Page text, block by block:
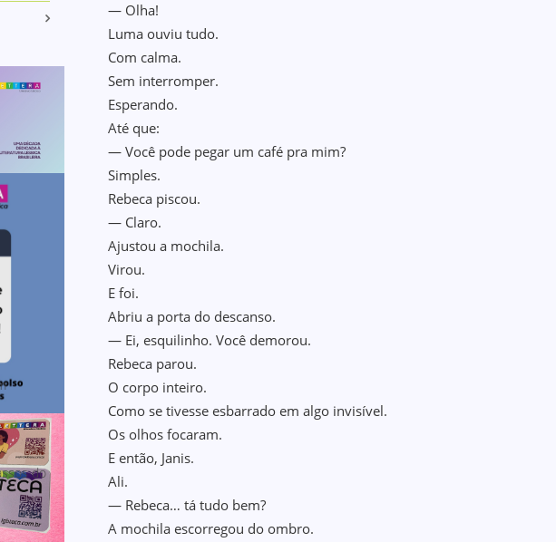
do
— Olha!
Luma ouviu tudo.
Com calma.
Sem interromper.
Esperando.
Até que:
— Você pode pegar um café pra mim?
Simples.
Rebeca piscou.
— Claro.
Ajustou a mochila.
Virou.
E foi.
Abriu a porta do descanso.
— Ei, esquilinho. Você demorou.
Rebeca parou.
O corpo inteiro.
Como se tivesse esbarrado em algo invisível.
Os olhos focaram.
E então, Janis.
Ali.
— Rebeca… tá tudo bem?
A mochila escorregou do ombro.